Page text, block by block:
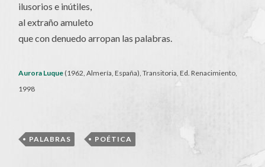
ilusorios e inútiles,
al extraño amuleto
que con denuedo arropan las palabras.
Aurora Luque (1962, Almería, España), Transitoria, Ed. Renacimiento,
1998
PALABRAS , POÉTICA